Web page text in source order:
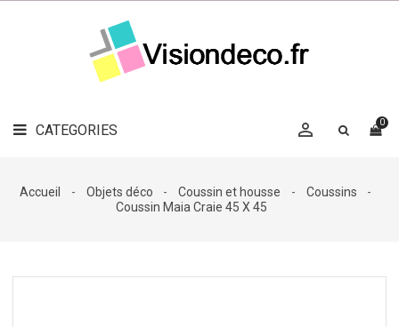
CATEGORIES 0

LE
MAG
DÉCO

DÉCO
Accueil Objets déco Coussin et housse
Coussins
Coussin Maia Craie 45 X 45